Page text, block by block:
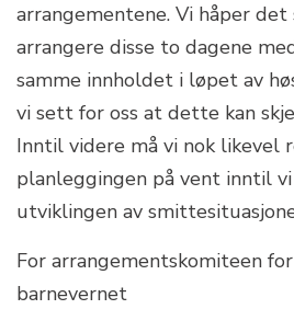
arrangementene. Vi håper
arrangere disse to dagene
samme innholdet i løpet av
vi sett for oss at dette kan
Inntil videre må vi nok likevel
planleggingen på vent inntil
utviklingen av
For arrangementskomiteen
barnevernet